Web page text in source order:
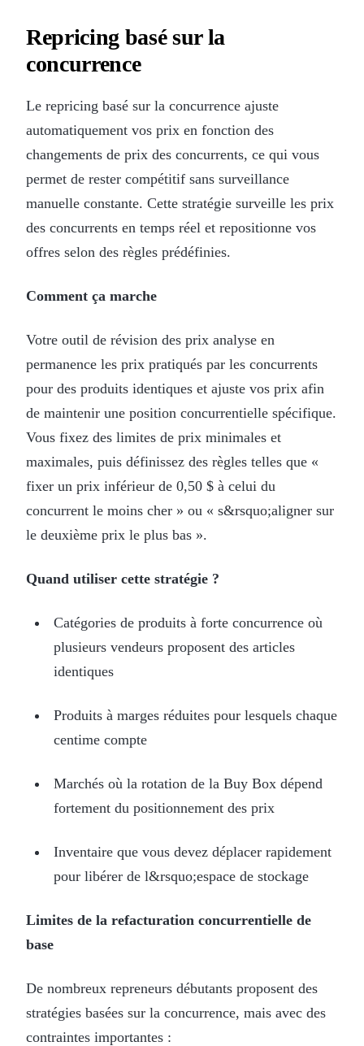
Repricing basé sur la
concurrence
Le repricing basé sur la concurrence ajuste
automatiquement vos prix en fonction des
changements de prix des concurrents, ce qui vous
permet de rester compétitif sans surveillance
manuelle constante. Cette stratégie surveille les prix
des concurrents en temps réel et repositionne vos
offres selon des règles prédéfinies.
Comment ça marche
Votre outil de révision des prix analyse en
permanence les prix pratiqués par les concurrents
pour des produits identiques et ajuste vos prix afin
de maintenir une position concurrentielle spécifique.
Vous fixez des limites de prix minimales et
maximales, puis définissez des règles telles que «
fixer un prix inférieur de 0,50 $ à celui du
concurrent le moins cher » ou « s&rsquo;aligner sur
le deuxième prix le plus bas ».
Quand utiliser cette stratégie ?
Catégories de produits à forte concurrence où
plusieurs vendeurs proposent des articles
identiques
Produits à marges réduites pour lesquels chaque
centime compte
Marchés où la rotation de la Buy Box dépend
fortement du positionnement des prix
Inventaire que vous devez déplacer rapidement
pour libérer de l&rsquo;espace de stockage
Limites de la refacturation concurrentielle de
base
De nombreux repreneurs débutants proposent des
stratégies basées sur la concurrence, mais avec des
contraintes importantes :